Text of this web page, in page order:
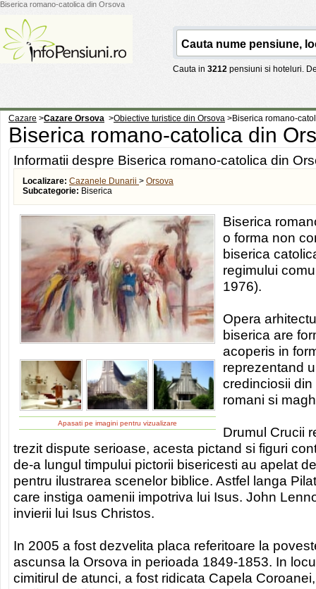
Biserica romano-catolica din Orsova
Cauta in 3212 pensiuni si hoteluri.
Cazare >Cazare Orsova >Obiective turistice din Orsova >Biserica romano-
Biserica romano-catolica din
Informatii despre Biserica romano-catolica din
Localizare: Cazanele Dunarii > Orsova
Subcategorie: Biserica
Apasati pe imagini pentru vizualizare
Biserica
o forma non
biserica
regimului
1976).
Opera
biserica are
acoperis in
reprezentand
credinciosii
romani si
Drumul Crucii
trezit dispute serioase, acesta pictand si figuri
de-a lungul timpului pictorii bisericesti au apelat
pentru ilustrarea scenelor biblice. Astfel langa
care instiga oamenii impotriva lui Isus. John
invierii lui Isus Christos.
In 2005 a fost dezvelita placa referitoare la
ascunsa la Orsova in perioada 1849-1853. In
cimitirul de atunci, a fost ridicata Capela